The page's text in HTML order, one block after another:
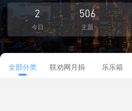
2
今日
506
主题
全部分类 联劝网月捐 乐乐箱